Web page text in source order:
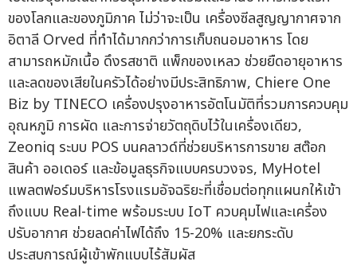
ของโลกและของภูมิภาค ไม่ว่าจะเป็น เครื่องซีลสูญญากาศจาก
อิตาลี Orved ที่ทำได้มากกว่าการเก็บถนอมอาหาร โดย
สามารถหมักเนื้อ ดึงรสชาติ แพ็กของเหลว ช่วยยืดอายุอาหาร
และลดของเสียในครัวได้อย่างมีประสิทธิภาพ, Chiere One
Biz by TINECO เครื่องปรุงอาหารอัตโนมัติที่รวมการควบคุม
อุณหภูมิ การผัด และการจ่ายวัตถุดิบไว้ในเครื่องเดียว,
Zeoniq ระบบ POS บนคลาวด์ที่ช่วยบริหารการขาย สต๊อก
สินค้า ออเดอร์ และข้อมูลธุรกิจแบบครบวงจร, MyHotel
แพลตฟอร์มบริหารโรงแรมอัจฉริยะที่เชื่อมต่อทุกแผนกให้เข้า
ถึงแบบ Real-time พร้อมระบบ IoT ควบคุมไฟและเครื่อง
ปรับอากาศ ช่วยลดค่าไฟได้ถึง 15-20% และยกระดับ
ประสบการณ์ผู้เข้าพักแบบไร้สัมผัส